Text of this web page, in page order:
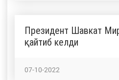
Президент Шавкат
қайтиб келди
07-10-2022